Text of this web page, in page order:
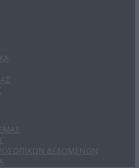
ΔΕΔΟΜΕΝΩΝ